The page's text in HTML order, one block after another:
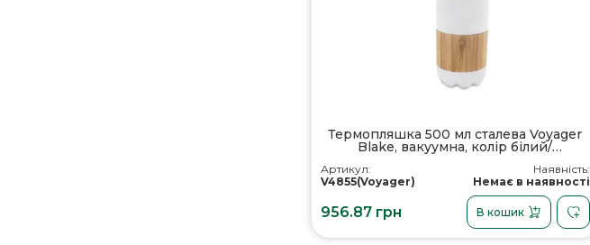
Термопляшка 500 мл сталева Voyager
Blake, вакуумна, колір білий/
натуральний - V4855-02
Артикул:
V4855(Voyager)
Наявність:
Немає в наявності
956.87 грн В кошик